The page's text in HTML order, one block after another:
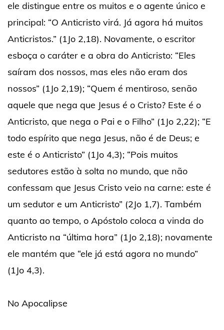
ele distingue entre os muitos e o agente único e
principal: “O Anticristo virá. Já agora há muitos
Anticristos.” (1Jo 2,18). Novamente, o escritor
esboça o caráter e a obra do Anticristo: “Eles
saíram dos nossos, mas eles não eram dos
nossos” (1Jo 2,19); “Quem é mentiroso, senão
aquele que nega que Jesus é o Cristo? Este é o
Anticristo, que nega o Pai e o Filho” (1Jo 2,22); “E
todo espírito que nega Jesus, não é de Deus; e
este é o Anticristo” (1Jo 4,3); “Pois muitos
sedutores estão à solta no mundo, que não
confessam que Jesus Cristo veio na carne: este é
um sedutor e um Anticristo” (2Jo 1,7). Também
quanto ao tempo, o Apóstolo coloca a vinda do
Anticristo na “última hora” (1Jo 2,18); novamente
ele mantém que “ele já está agora no mundo”
(1Jo 4,3).
No Apocalipse